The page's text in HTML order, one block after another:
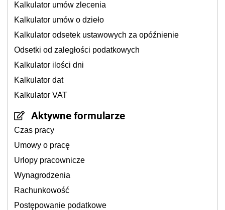
Kalkulator umów zlecenia
Kalkulator umów o dzieło
Kalkulator odsetek ustawowych za opóźnienie
Odsetki od zaległości podatkowych
Kalkulator ilości dni
Kalkulator dat
Kalkulator VAT
Aktywne formularze
Czas pracy
Umowy o pracę
Urlopy pracownicze
Wynagrodzenia
Rachunkowość
Postępowanie podatkowe